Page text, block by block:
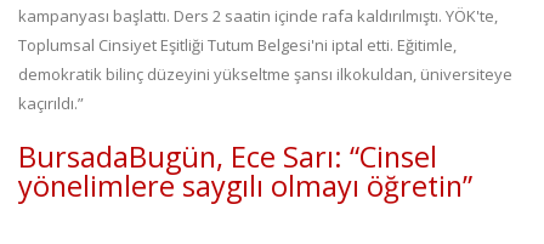
kampanyası başlattı. Ders 2 saatin içinde rafa kaldırılmıştı. YÖK'te,
Toplumsal Cinsiyet Eşitliği Tutum Belgesi'ni iptal etti. Eğitimle,
demokratik bilinç düzeyini yükseltme şansı ilkokuldan, üniversiteye
kaçırıldı.”
BursadaBugün, Ece Sarı: “Cinsel
yönelimlere saygılı olmayı öğretin”